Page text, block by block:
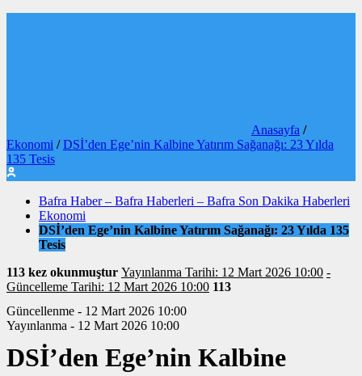
Anasayfa /
Ekonomi / DSİ’den Ege’nin Kalbine Yatırım Sağanağı: 23 Yılda
135 Tesis
Bafra Haber – Bafra Haberleri – Bafra Son Dakika Haberleri
Ekonomi
DSİ’den Ege’nin Kalbine Yatırım Sağanağı: 23 Yılda 135
Tesis
113 kez okunmuştur Yayınlanma Tarihi: 12 Mart 2026 10:00 -
Güncelleme Tarihi: 12 Mart 2026 10:00 113
Güncellenme - 12 Mart 2026 10:00
Yayınlanma - 12 Mart 2026 10:00
DSİ’den Ege’nin Kalbine